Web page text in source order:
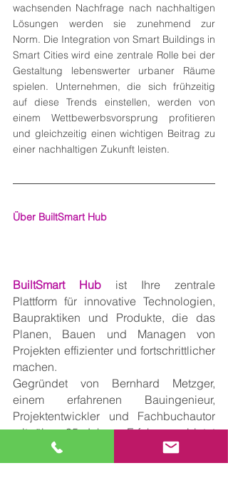
wachsenden Nachfrage nach nachhaltigen
Lösungen werden sie zunehmend zur
Norm. Die Integration von Smart Buildings in
Smart Cities wird eine zentrale Rolle bei der
Gestaltung lebenswerter urbaner Räume
spielen. Unternehmen, die sich frühzeitig
auf diese Trends einstellen, werden von
einem Wettbewerbsvorsprung profitieren
und gleichzeitig einen wichtigen Beitrag zu
einer nachhaltigen Zukunft leisten.
Über BuiltSmart Hub
BuiltSmart Hub ist Ihre zentrale
Plattform für innovative Technologien,
Baupraktiken und Produkte, die das
Planen, Bauen und Managen von
Projekten effizienter und fortschrittlicher
machen.
Gegründet von Bernhard Metzger,
einem erfahrenen Bauingenieur,
Projektentwickler und Fachbuchautor
mit über 35 Jahren Erfahrung, bietet
BuiltSmart Hub
fundierte Einblicke,
hochwertige und gut recherchierte